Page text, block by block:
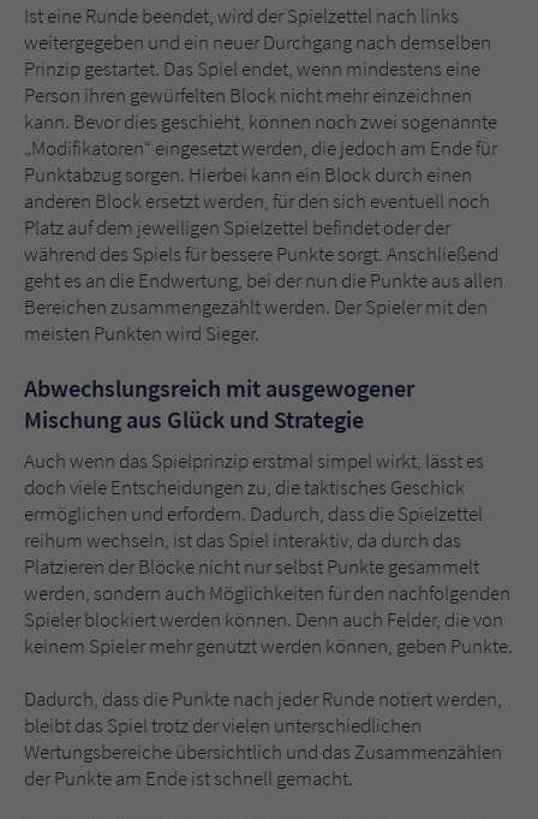
Ist eine Runde beendet, wird der Spielzettel nach links
weitergegeben und ein neuer Durchgang nach demselben
Prinzip gestartet. Das Spiel endet, wenn mindestens eine
Person ihren gewürfelten Block nicht mehr einzeichnen
kann. Bevor dies geschieht, können noch zwei sogenannte
„Modifikatoren“ eingesetzt werden, die jedoch am Ende für
Punktabzug sorgen. Hierbei kann ein Block durch einen
anderen Block ersetzt werden, für den sich eventuell noch
Platz auf dem jeweiligen Spielzettel befindet oder der
während des Spiels für bessere Punkte sorgt. Anschließend
geht es an die Endwertung, bei der nun die Punkte aus allen
Bereichen zusammengezählt werden. Der Spieler mit den
meisten Punkten wird Sieger.
Abwechslungsreich mit ausgewogener
Mischung aus Glück und Strategie
Auch wenn das Spielprinzip erstmal simpel wirkt, lässt es
doch viele Entscheidungen zu, die taktisches Geschick
ermöglichen und erfordern. Dadurch, dass die Spielzettel
reihum wechseln, ist das Spiel interaktiv, da durch das
Platzieren der Blöcke nicht nur selbst Punkte gesammelt
werden, sondern auch Möglichkeiten für den nachfolgenden
Spieler blockiert werden können. Denn auch Felder, die von
keinem Spieler mehr genutzt werden können, geben Punkte.
Dadurch, dass die Punkte nach jeder Runde notiert werden,
bleibt das Spiel trotz der vielen unterschiedlichen
Wertungsbereiche übersichtlich und das Zusammenzählen
der Punkte am Ende ist schnell gemacht.